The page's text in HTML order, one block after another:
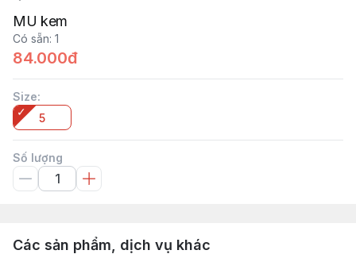
MU kem
Có sẵn: 1
84.000đ
Size:
5
Số lượng
Các sản phẩm, dịch vụ khác